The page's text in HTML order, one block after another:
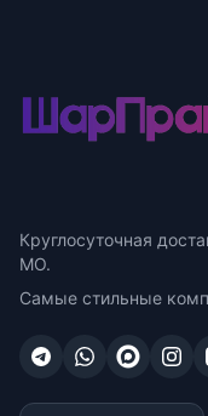
Круглосуточная
МО.
Самые стильные